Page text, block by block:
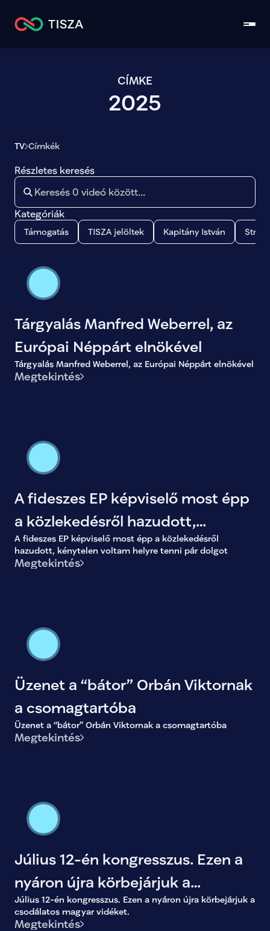
CÍMKE
2025
TV Címkék
Részletes keresés
Kategóriák
Támogatás TISZA jelöltek Kapitány István
Tárgyalás Manfred Weberrel, az
Európai Néppárt elnökével
Megtekintés
Tárgyalás Manfred Weberrel, az Európai Néppárt elnökével
A fideszes EP képviselő most épp
a közlekedésről hazudott,
kénytelen voltam helyre tenni pár
dolgot
Megtekintés
A fideszes EP képviselő most épp a közlekedésről
hazudott, kénytelen voltam helyre tenni pár dolgot
Üzenet a “bátor” Orbán Viktornak
a csomagtartóba
Megtekintés
Üzenet a “bátor” Orbán Viktornak a csomagtartóba
Július 12-én kongresszus. Ezen a
nyáron újra körbejárjuk a
csodálatos magyar vidéket.
Megtekintés
Július 12-én kongresszus. Ezen a nyáron újra körbejárjuk a
csodálatos magyar vidéket.